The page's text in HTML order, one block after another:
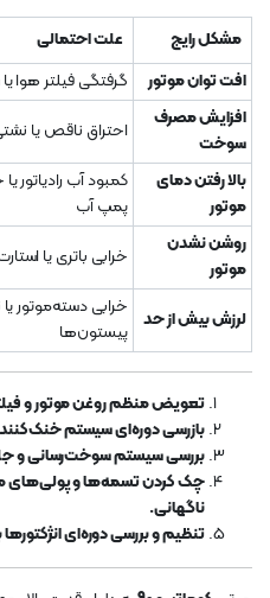
مشکل رایج علت احتمالی
افت توان موتور
گرفتگی فیلتر هوا
افزایش مصرف
سوخت
احتراق ناقص یا
بالا رفتن دمای
موتور
کمبود آب رادیاتور یا
پمپ آب
روشن نشدن
موتور
خرابی باتری یا
لرزش بیش از حد
خرابی دسته‌موتور یا
پیستون‌ها
تعویض منظم روغن موتور و
بازرسی دوره‌ای سیستم خنک‌کننده
بررسی سیستم سوخت‌رسانی و
چک کردن تسمه‌ها و پولی‌های
ناگهانی.
تنظیم و بررسی دوره‌ای